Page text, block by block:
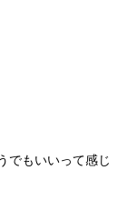
でもいいって感じ